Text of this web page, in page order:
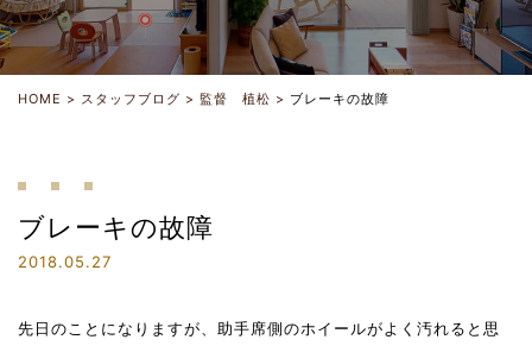
HOME スタッフブログ 監督 植松 ブレーキの故障
ブレーキの故障
2018.05.27
先日のことになりますが、助手席側のホイールがよく汚れると思